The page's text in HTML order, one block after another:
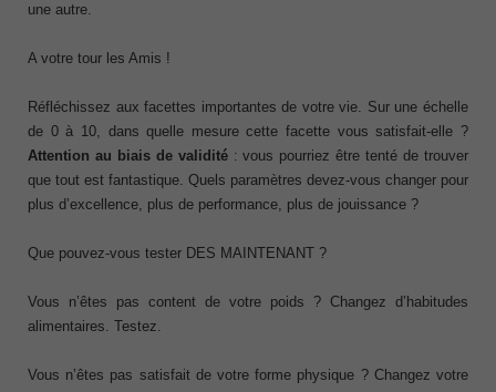
une autre.
A votre tour les Amis !
Réfléchissez aux facettes importantes de votre vie. Sur une échelle
de 0 à 10, dans quelle mesure cette facette vous satisfait-elle ?
Attention au biais de validité : vous pourriez être tenté de trouver
que tout est fantastique. Quels paramètres devez-vous changer pour
plus d’excellence, plus de performance, plus de jouissance ?
Que pouvez-vous tester DES MAINTENANT ?
Vous n’êtes pas content de votre poids ? Changez d’habitudes
alimentaires. Testez.
Vous n’êtes pas satisfait de votre forme physique ? Changez votre